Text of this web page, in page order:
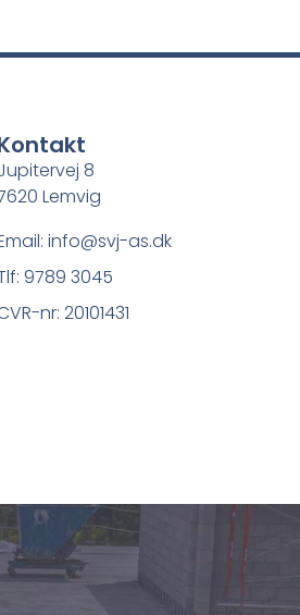
8
Lemvig
info@svj-as.dk
9789 3045
nr: 20101431